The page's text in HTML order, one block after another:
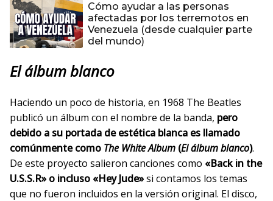
Cómo ayudar a las personas
afectadas por los terremotos en
Venezuela (desde cualquier parte
del mundo)
El álbum blanco
Haciendo un poco de historia, en 1968 The Beatles
publicó un álbum con el nombre de la banda, pero
debido a su portada de estética blanca es llamado
comúnmente como The White Album (El álbum blanco).
De este proyecto salieron canciones como «Back in the
U.S.S.R» o incluso «Hey Jude»si contamos los temas
que no fueron incluidos en la versión original. El disco,